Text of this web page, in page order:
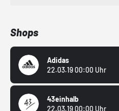
Shops
Adidas
22.03.19 00:00 Uhr
43einhalb
22.03.19 00:00 Uhr